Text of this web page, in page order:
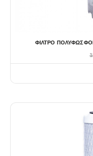
ΦΙΛΤΡΟ